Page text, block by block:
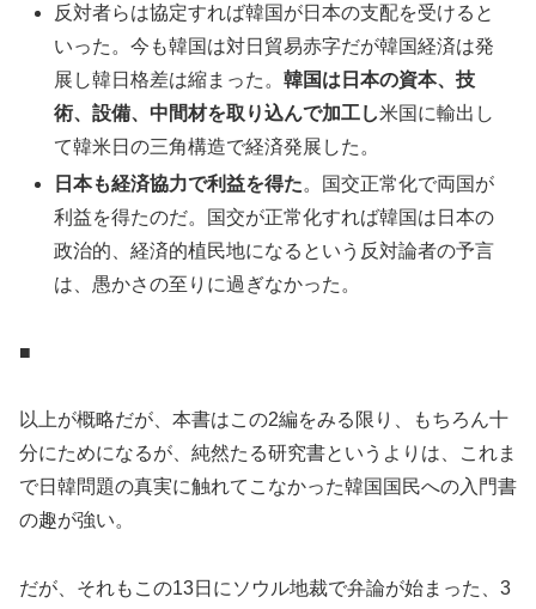
反対者らは協定すれば韓国が日本の支配を受けると
いった。今も韓国は対日貿易赤字だが韓国経済は発
展し韓日格差は縮まった。韓国は日本の資本、技
術、設備、中間材を取り込んで加工し米国に輸出し
て韓米日の三角構造で経済発展した。
日本も経済協力で利益を得た。国交正常化で両国が
利益を得たのだ。国交が正常化すれば韓国は日本の
政治的、経済的植民地になるという反対論者の予言
は、愚かさの至りに過ぎなかった。
■
以上が概略だが、本書はこの2編をみる限り、もちろん十
分にためになるが、純然たる研究書というよりは、これま
で日韓問題の真実に触れてこなかった韓国国民への入門書
の趣が強い。
だが、それもこの13日にソウル地裁で弁論が始まった、3